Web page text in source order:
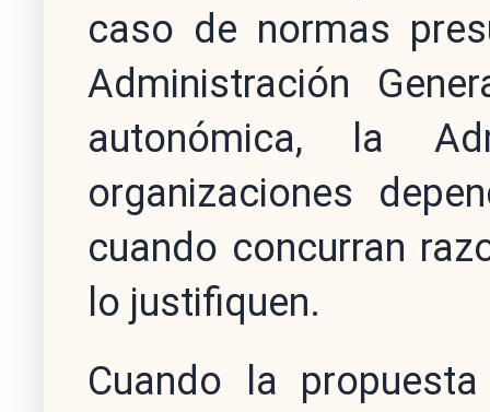
caso de normas
Administración
autonómica, la
organizaciones
cuando concurran
lo justifiquen.
Cuando la